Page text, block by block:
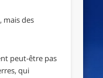
mais des
peut-être pas
qui